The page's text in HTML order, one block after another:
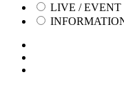
LIVE / EVENT